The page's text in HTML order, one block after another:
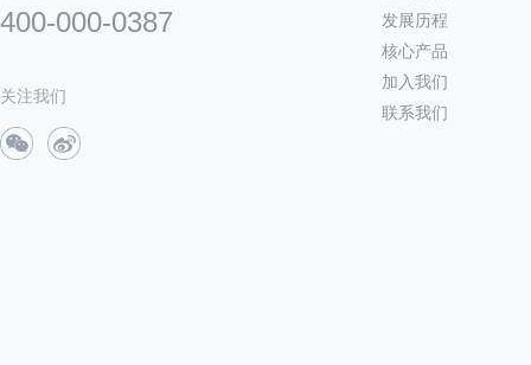
400-000-0387
关注我们
发展历程
核心产品
加入我们
联系我们